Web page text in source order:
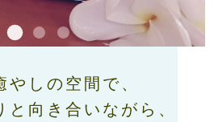
しの空間で、
と向き合いながら、